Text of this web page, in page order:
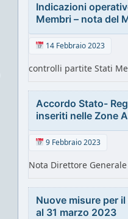
Indicazioni
Membri – nota del
14 Febbraio 2023
controlli partite Stati
Accordo Stato-
inseriti nelle Zone
9 Febbraio 2023
Nota Direttore
Nuove misure per
al 31 marzo 2023